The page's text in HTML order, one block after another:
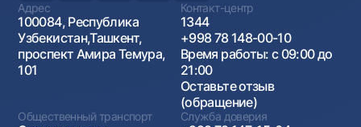
Адрес
100084, Республика
Узбекистан,Ташкент,
проспект Амира Темура,
101
Контакт-центр
1344
+998 78 148-00-10
Время работы: с 09:00 до
21:00
Оставьте отзыв
(обращение)
Общественный транспорт Служба доверия